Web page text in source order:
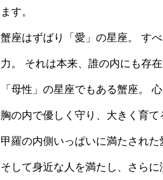
ます。
蟹座はずばり「愛」の星座。 す
力。 それは本来、誰の内にも存在
「母性」の星座でもある蟹座。
胸の内で優しく守り、大きく育て
甲羅の内側いっぱいに満たされた
そして身近な人を満たし、さらに